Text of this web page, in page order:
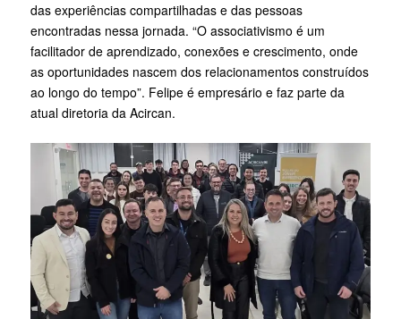
das experiências compartilhadas e das pessoas
encontradas nessa jornada. “O associativismo é um
facilitador de aprendizado, conexões e crescimento, onde
as oportunidades nascem dos relacionamentos construídos
ao longo do tempo”. Felipe é empresário e faz parte da
atual diretoria da Acircan.